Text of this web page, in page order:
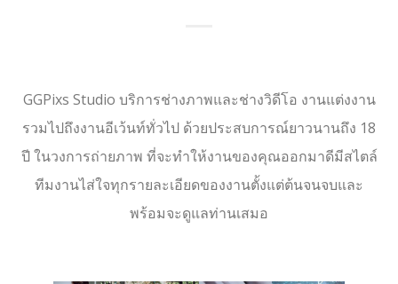
GGPixs Studio บริการช่างภาพและช่างวิดีโอ งานแต่งงาน
รวมไปถึงงานอีเว้นท์ทั่วไป ด้วยประสบการณ์ยาวนานถึง 18
ปี ในวงการถ่ายภาพ ที่จะทำให้งานของคุณออกมาดีมีสไตล์
ทีมงานไส่ใจทุกรายละเอียดของงานตั้งแต่ต้นจนจบและ
พร้อมจะดูแลท่านเสมอ